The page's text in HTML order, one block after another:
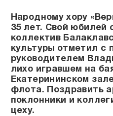
Народному хору
35 лет. Свой юбилей
коллектив
культуры отметил с
руководителем
лихо игравшем на
Екатерининском
флота. Поздравить
поклонники и
цеху.